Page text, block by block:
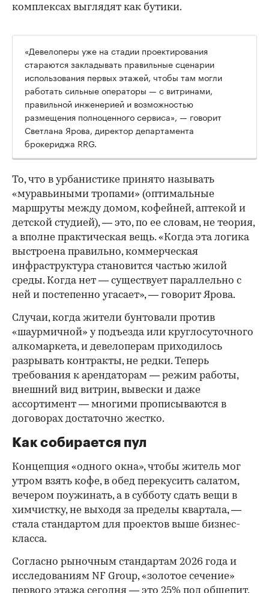
комплексах выглядят как бутики.
00:00
«Девелоперы уже на стадии проектирования
стараются закладывать правильные сценарии
использования первых этажей, чтобы там могли
работать сильные операторы — с витринами,
правильной инженерией и возможностью
размещения полноценного сервиса», — говорит
Светлана Ярова, директор департамента
брокериджа RRG.
То, что в урбанистике принято называть
«муравьиными тропами» (оптимальные
маршруты между домом, кофейней, аптекой и
детской студией), — это, по ее словам, не теория,
а вполне практическая вещь. «Когда эта логика
выстроена правильно, коммерческая
инфраструктура становится частью жилой
среды. Когда нет — существует параллельно с
ней и постепенно угасает», — говорит Ярова.
Случаи, когда жители бунтовали против
«шаурмичной» у подъезда или круглосуточного
алкомаркета, и девелоперам приходилось
разрывать контракты, не редки. Теперь
требования к арендаторам — режим работы,
внешний вид витрин, вывески и даже
ассортимент — многими прописываются в
договорах достаточно жестко.
Как собирается пул
Концепция «одного окна», чтобы житель мог
утром взять кофе, в обед перекусить салатом,
вечером поужинать, а в субботу сдать вещи в
химчистку, не выходя за пределы квартала, —
стала стандартом для проектов выше бизнес-
класса.
Согласно рыночным стандартам 2026 года и
исследованиям NF Group, «золотое сечение»